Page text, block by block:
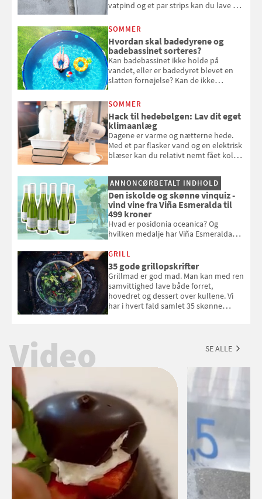
vatpind og et par strips kan du lave dit
at bede naboen om at vande eller
komme hjem til døde planter
SOMMER
Hvordan skal badedyrene og
badebassinet sorteres?
Kan badebassinet ikke holde på
vandet, eller er badedyret blevet en
slatten fornøjelse? Kan de ikke
opmærksom, når du smider
badebassinet eller et badedyr ud
SOMMER
Hack til hedebølgen: Lav dit eget
klimaanlæg
Dagene er varme og nætterne hede.
Med et par flasker vand og en elektrisk
blæser kan du relativt nemt fået koldt
og se, hvordan du gør
ANNONCØRBETALT INDHOLD
Den iskolde og skønne vinquiz -
vind vine fra Viña Esmeralda til
499 kroner
Hvad er posidonia oceanica? Og
hvilken medalje har Viña Esmeralda
med i Samvirkes skønne vinquiz, hvor
du kan vinde 6 flasker vin fra Viña
Esmeralda. Konkurrencen slutter 1.
september 2026.
GRILL
35 gode grillopskrifter
Grillmad er god mad. Man kan med ren
samvittighed lave både forret,
hovedret og dessert over kullene. Vi
har i hvert fald samlet 35 skønne
Video SE ALLE